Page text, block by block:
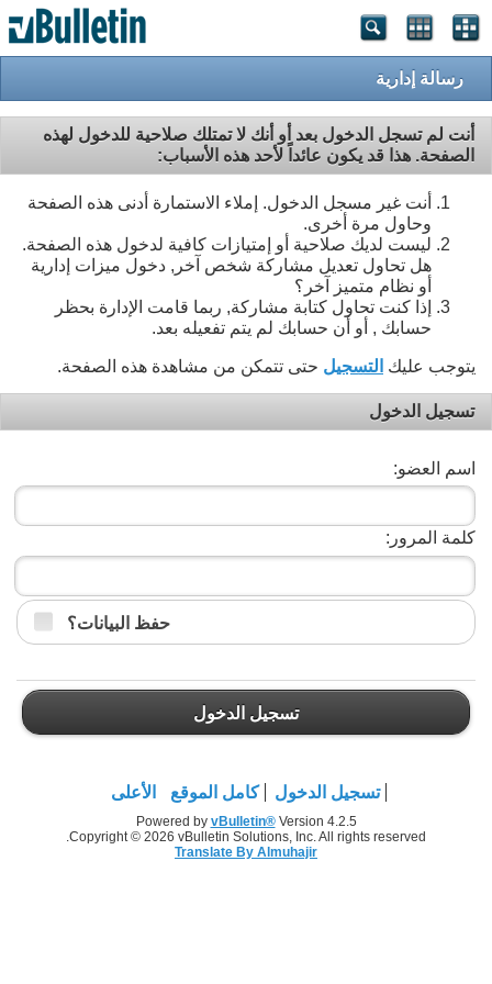
رسالة إدارية
أنت لم تسجل الدخول بعد أو أنك لا تمتلك صلاحية للدخول لهذه
الصفحة. هذا قد يكون عائداً لأحد هذه الأسباب:
أنت غير مسجل الدخول. إملاء الاستمارة أدنى هذه الصفحة
وحاول مرة أخرى.
ليست لديك صلاحية أو إمتيازات كافية لدخول هذه الصفحة.
هل تحاول تعديل مشاركة شخص آخر, دخول ميزات إدارية
أو نظام متميز آخر؟
إذا كنت تحاول كتابة مشاركة, ربما قامت الإدارة بحظر
حسابك , أو أن حسابك لم يتم تفعيله بعد.
يتوجب عليك التسجيل حتى تتمكن من مشاهدة هذه الصفحة.
تسجيل الدخول
اسم العضو:
كلمة المرور:
حفظ البيانات؟
تسجيل الدخول
تسجيل الدخول كامل الموقع الأعلى
Powered by vBulletin®Version 4.2.5
Copyright © 2026 vBulletin Solutions, Inc. All rights reserved.
Translate By Almuhajir